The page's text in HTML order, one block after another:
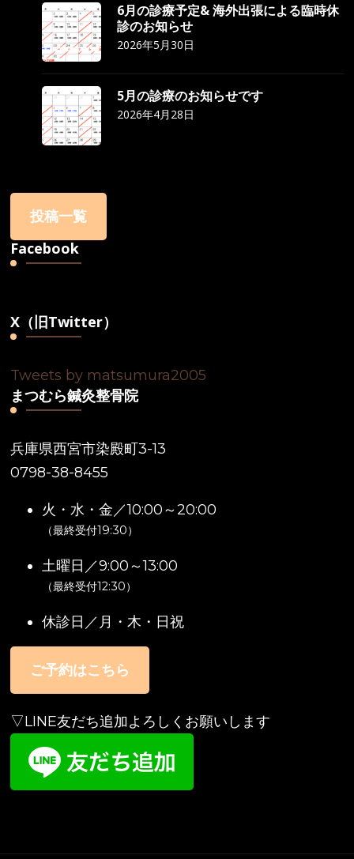
6月の診療予定& 海外出張による臨時休
診のお知らせ
2026年5月30日
5月の診療のお知らせです
2026年4月28日
投稿一覧
Facebook
X（旧Twitter）
Tweets by matsumura2005
まつむら鍼灸整骨院
兵庫県西宮市染殿町3-13
0798-38-8455
火・水・金／10:00～20:00
（最終受付19:30）
土曜日／9:00～13:00
（最終受付12:30）
休診日／月・木・日祝
ご予約はこちら
▽LINE友だち追加よろしくお願いします